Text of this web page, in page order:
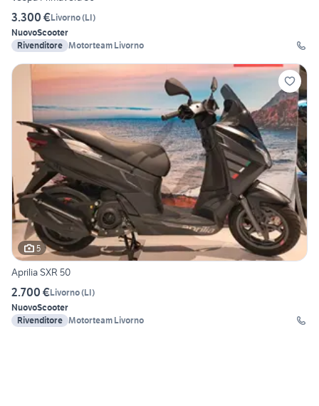
3.300 €Livorno(LI)
NuovoScooter
Rivenditore Motorteam Livorno
5
Aprilia SXR 50
2.700 €Livorno(LI)
NuovoScooter
Rivenditore Motorteam Livorno